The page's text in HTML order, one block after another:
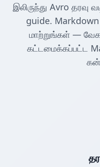
இலிருந்து Avro தரவு
guide.
மாற்றுங்கள் —
கட்டமைக்கப்பட்ட